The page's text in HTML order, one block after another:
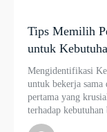
Tips Memilih
untuk
Mengidentifikasi
untuk bekerja sama
pertama yang
terhadap